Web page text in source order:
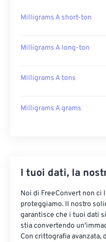
Milligrams A short-ton
Milligrams A long-ton
Milligrams A tons
Milligrams A grams
I tuoi dati, la
Noi di FreeConvert non
proteggiamo. Il nostro
garantisce che i tuoi dati
stia convertendo
Con crittografia avanzata,